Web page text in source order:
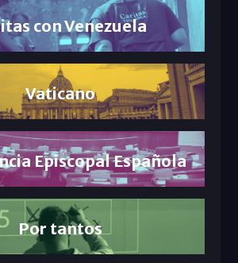
con Venezuela
Vaticano
Episcopal Española
Por tantos